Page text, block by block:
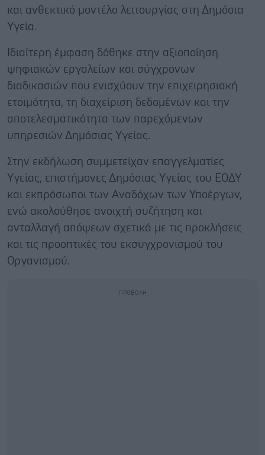
και ανθεκτικό μοντέλο λειτουργίας στη Δημόσια
Υγεία.
Ιδιαίτερη έμφαση δόθηκε στην αξιοποίηση
ψηφιακών εργαλείων και σύγχρονων
διαδικασιών που ενισχύουν την επιχειρησιακή
ετοιμότητα, τη διαχείριση δεδομένων και την
αποτελεσματικότητα των παρεχόμενων
υπηρεσιών Δημόσιας Υγείας.
Στην εκδήλωση συμμετείχαν επαγγελματίες
Υγείας, επιστήμονες Δημόσιας Υγείας του ΕΟΔΥ
και εκπρόσωποι των Αναδόχων των Υποέργων,
ενώ ακολούθησε ανοιχτή συζήτηση και
ανταλλαγή απόψεων σχετικά με τις προκλήσεις
και τις προοπτικές του εκσυγχρονισμού του
Οργανισμού.